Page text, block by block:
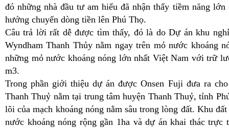
đó những nhà đầu tư am hiểu đã nhận thấy tiềm năng
hướng chuyển dòng tiền lên Phú Thọ.
Câu trả lời rất dễ được tìm thấy, đó là do Dự án khu
Wyndham Thanh Thủy nằm ngay trên mỏ nước khoáng
những mỏ nước khoáng nóng lớn nhất Việt Nam với trữ
m3.
Trong phần giới thiệu dự án được Onsen Fuji đưa ra
Thanh Thuỷ nằm tại trung tâm huyện Thanh Thuỷ, tỉnh
lõi của mạch khoáng nóng nằm sâu trong lòng đất. Khu
nước khoáng nóng rộng gần 1ha và dự án khai thác trực